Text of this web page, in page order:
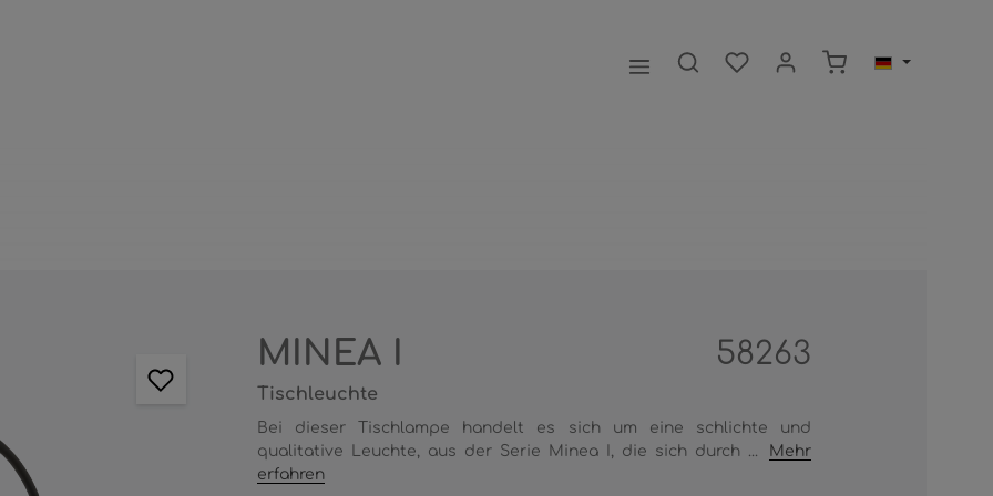
MINEA I 58263
Tischleuchte
Bei dieser Tischlampe handelt es sich um eine schlichte und
qualitative Leuchte, aus der Serie Minea I, die sich durch ...
Mehr
erfahren